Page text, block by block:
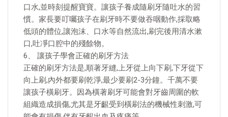
口水,並時刻提醒寶寶。讓孩子養成隨刷牙隨吐水的習
慣。家長要叮囑孩子在刷牙時不要做吞咽動作,採取略
低頭的體位,讓泡沫、口水等自然流出,刷完後用清水漱
口,吐凈口腔中的殘餘物。
6、 讓孩子學會正確的刷牙方法
正確的刷牙方法是,順著牙縫,上牙從上向下刷,下牙從下
向上刷,內外都要刷乾淨,最少要刷2-3分鐘。千萬不要
讓孩子橫刷牙。因為橫著刷牙可能會對牙齒周圍的軟
組織造成損傷,尤其是牙齦受到橫刷法的機械性刺激,可